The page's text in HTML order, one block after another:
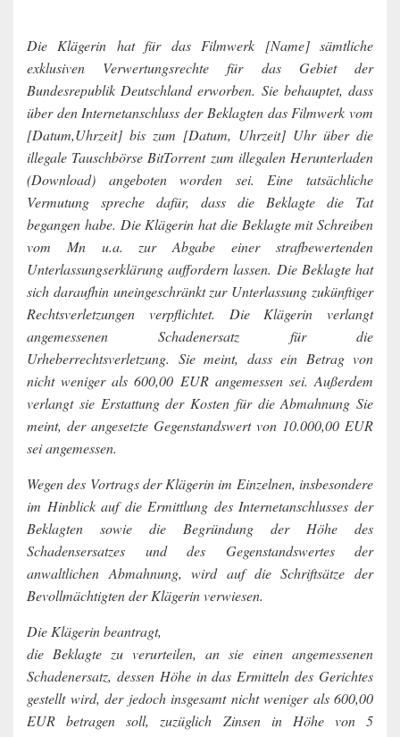
Die Klägerin hat für das Filmwerk [Name] sämtliche
exklusiven Verwertungsrechte für das Gebiet der
Bundesrepublik Deutschland erworben. Sie behauptet, dass
über den Internetanschluss der Beklagten das Filmwerk vom
[Datum,Uhrzeit] bis zum [Datum, Uhrzeit] Uhr über die
illegale Tauschbörse BitTorrent zum illegalen Herunterladen
(Download) angeboten worden sei. Eine tatsächliche
Vermutung spreche dafür, dass die Beklagte die Tat
begangen habe. Die Klägerin hat die Beklagte mit Schreiben
vom Mn u.a. zur Abgabe einer strafbewertenden
Unterlassungserklärung auffordern lassen. Die Beklagte hat
sich daraufhin uneingeschränkt zur Unterlassung zukünftiger
Rechtsverletzungen verpflichtet. Die Klägerin verlangt
angemessenen Schadenersatz für die
Urheberrechtsverletzung. Sie meint, dass ein Betrag von
nicht weniger als 600,00 EUR angemessen sei. Außerdem
verlangt sie Erstattung der Kosten für die Abmahnung Sie
meint, der angesetzte Gegenstandswert von 10.000,00 EUR
sei angemessen.
Wegen des Vortrags der Klägerin im Einzelnen, insbesondere
im Hinblick auf die Ermittlung des Internetanschlusses der
Beklagten sowie die Begründung der Höhe des
Schadensersatzes und des Gegenstandswertes der
anwaltlichen Abmahnung, wird auf die Schriftsätze der
Bevollmächtigten der Klägerin verwiesen.
Die Klägerin beantragt,
die Beklagte zu verurteilen, an sie einen angemessenen
Schadenersatz, dessen Höhe in das Ermitteln des Gerichtes
gestellt wird, der jedoch insgesamt nicht weniger als 600,00
EUR betragen soll, zuzüglich Zinsen in Höhe von 5